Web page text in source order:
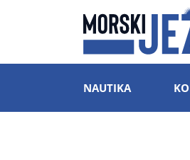
NAUTIKA